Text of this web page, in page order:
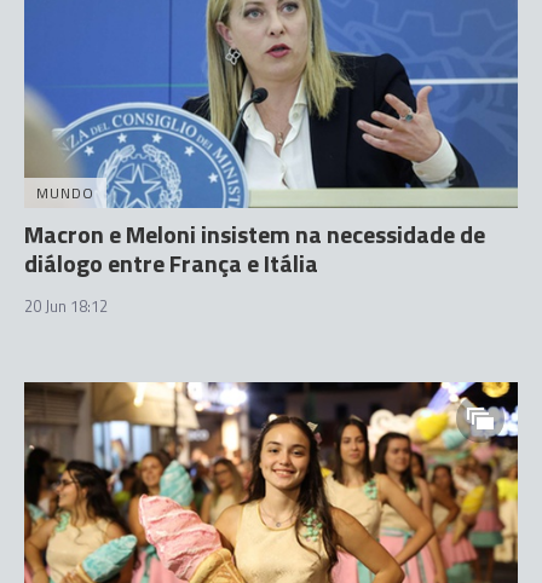
MUNDO
Macron e Meloni insistem na necessidade de
diálogo entre França e Itália
20 Jun 18:12